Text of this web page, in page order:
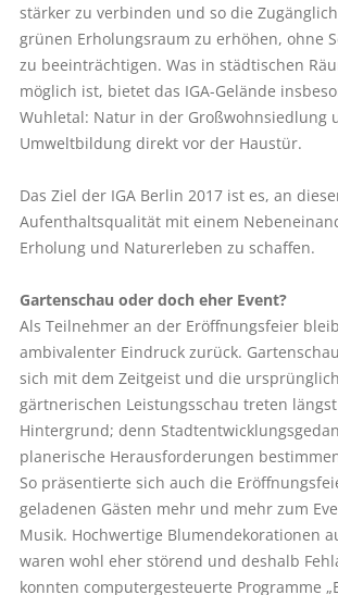
stärker zu verbinden und so die
grünen Erholungsraum zu erhöhen, ohne
zu beeinträchtigen. Was in städtischen
möglich ist, bietet das IGA-Gelände
Wuhletal: Natur in der Großwohnsiedlung
Umweltbildung direkt vor der Haustür.
Das Ziel der IGA Berlin 2017 ist es, an
Aufenthaltsqualität mit einem
Erholung und Naturerleben zu schaffen.
Gartenschau oder doch eher Event?
Als Teilnehmer an der Eröffnungsfeier
ambivalenter Eindruck zurück.
sich mit dem Zeitgeist und die
gärtnerischen Leistungsschau treten
Hintergrund; denn
planerische Herausforderungen
So präsentierte sich auch die
geladenen Gästen mehr und mehr zum
Musik. Hochwertige Blumendekorationen
waren wohl eher störend und deshalb
konnten computergesteuerte Programme